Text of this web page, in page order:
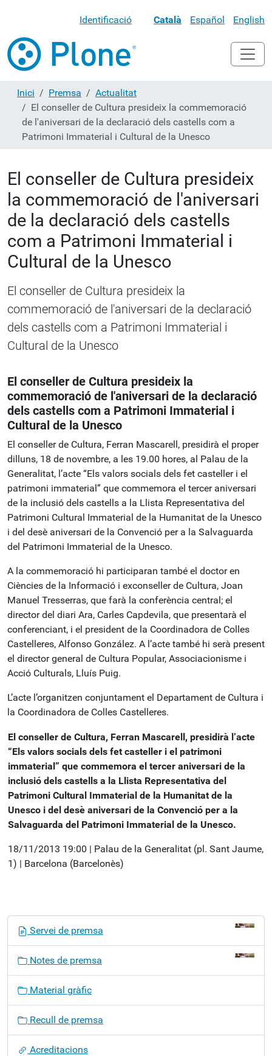
Identificació Català Español English
Inici Premsa
Actualitat
El conseller de Cultura presideix la commemoració
de l'aniversari de la declaració dels castells com a
Patrimoni Immaterial i Cultural de la Unesco
El conseller de Cultura presideix
la commemoració de l'aniversari
de la declaració dels castells
com a Patrimoni Immaterial i
Cultural de la Unesco
El conseller de Cultura presideix la
commemoració de l'aniversari de la declaració
dels castells com a Patrimoni Immaterial i
Cultural de la Unesco
El conseller de Cultura presideix la
commemoració de l'aniversari de la declaració
dels castells com a Patrimoni Immaterial i
Cultural de la Unesco
El conseller de Cultura, Ferran Mascarell, presidirà el proper
dilluns, 18 de novembre, a les 19.00 hores, al Palau de la
Generalitat, l’acte “Els valors socials dels fet casteller i el
patrimoni immaterial” que commemora el tercer aniversari
de la inclusió dels castells a la Llista Representativa del
Patrimoni Cultural Immaterial de la Humanitat de la Unesco
i del desè aniversari de la Convenció per a la Salvaguarda
del Patrimoni Immaterial de la Unesco.
A la commemoració hi participaran també el doctor en
Ciències de la Informació i exconseller de Cultura, Joan
Manuel Tresserras, que farà la conferència central; el
director del diari Ara, Carles Capdevila, que presentarà el
conferenciant, i el president de la Coordinadora de Colles
Castelleres, Alfonso González. A l’acte també hi serà present
el director general de Cultura Popular, Associacionisme i
Acció Culturals, Lluís Puig.
L’acte l’organitzen conjuntament el Departament de Cultura i
la Coordinadora de Colles Castelleres.
El conseller de Cultura, Ferran Mascarell, presidirà l’acte
“Els valors socials dels fet casteller i el patrimoni
immaterial” que commemora el tercer aniversari de la
inclusió dels castells a la Llista Representativa del
Patrimoni Cultural Immaterial de la Humanitat de la
Unesco i del desè aniversari de la Convenció per a la
Salvaguarda del Patrimoni Immaterial de la Unesco.
18/11/2013 19:00 | Palau de la Generalitat (pl. Sant Jaume,
1) | Barcelona (Barcelonès)
ó
Servei de premsa
Notes de premsa
Material gràfic
Recull de premsa
Acreditacions